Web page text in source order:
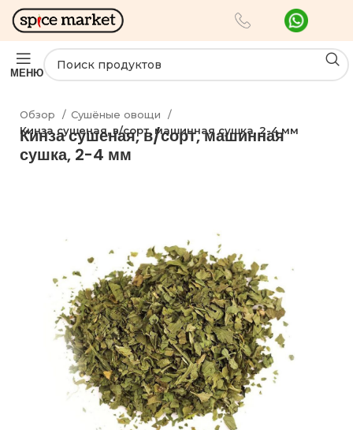
МЕНЮ
Обзор
Сушёные овощи
Кинза сушеная, в/сорт, машинная сушка, 2-4 мм
Кинза сушеная, в/сорт, машинная
сушка, 2-4 мм